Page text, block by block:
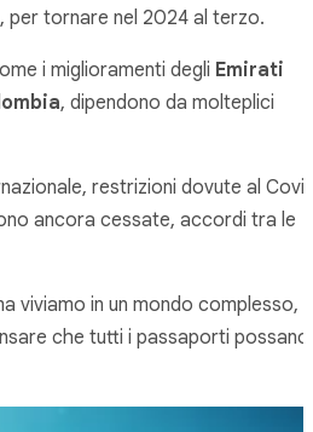
per tornare nel 2024 al terzo.
i miglioramenti degli Emirati
, dipendono da molteplici
restrizioni dovute al
ancora cessate, accordi tra le
viviamo in un mondo complesso,
che tutti i passaporti possano